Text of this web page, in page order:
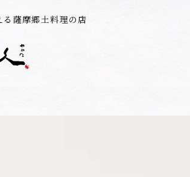
薩摩郷土料理の店